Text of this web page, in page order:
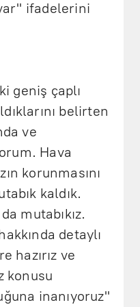
ifadelerini
geniş çaplı
belirten
ve
Hava
korunmasını
kaldık.
mutabıkız.
detaylı
hazırız ve
konusu
inanıyoruz"